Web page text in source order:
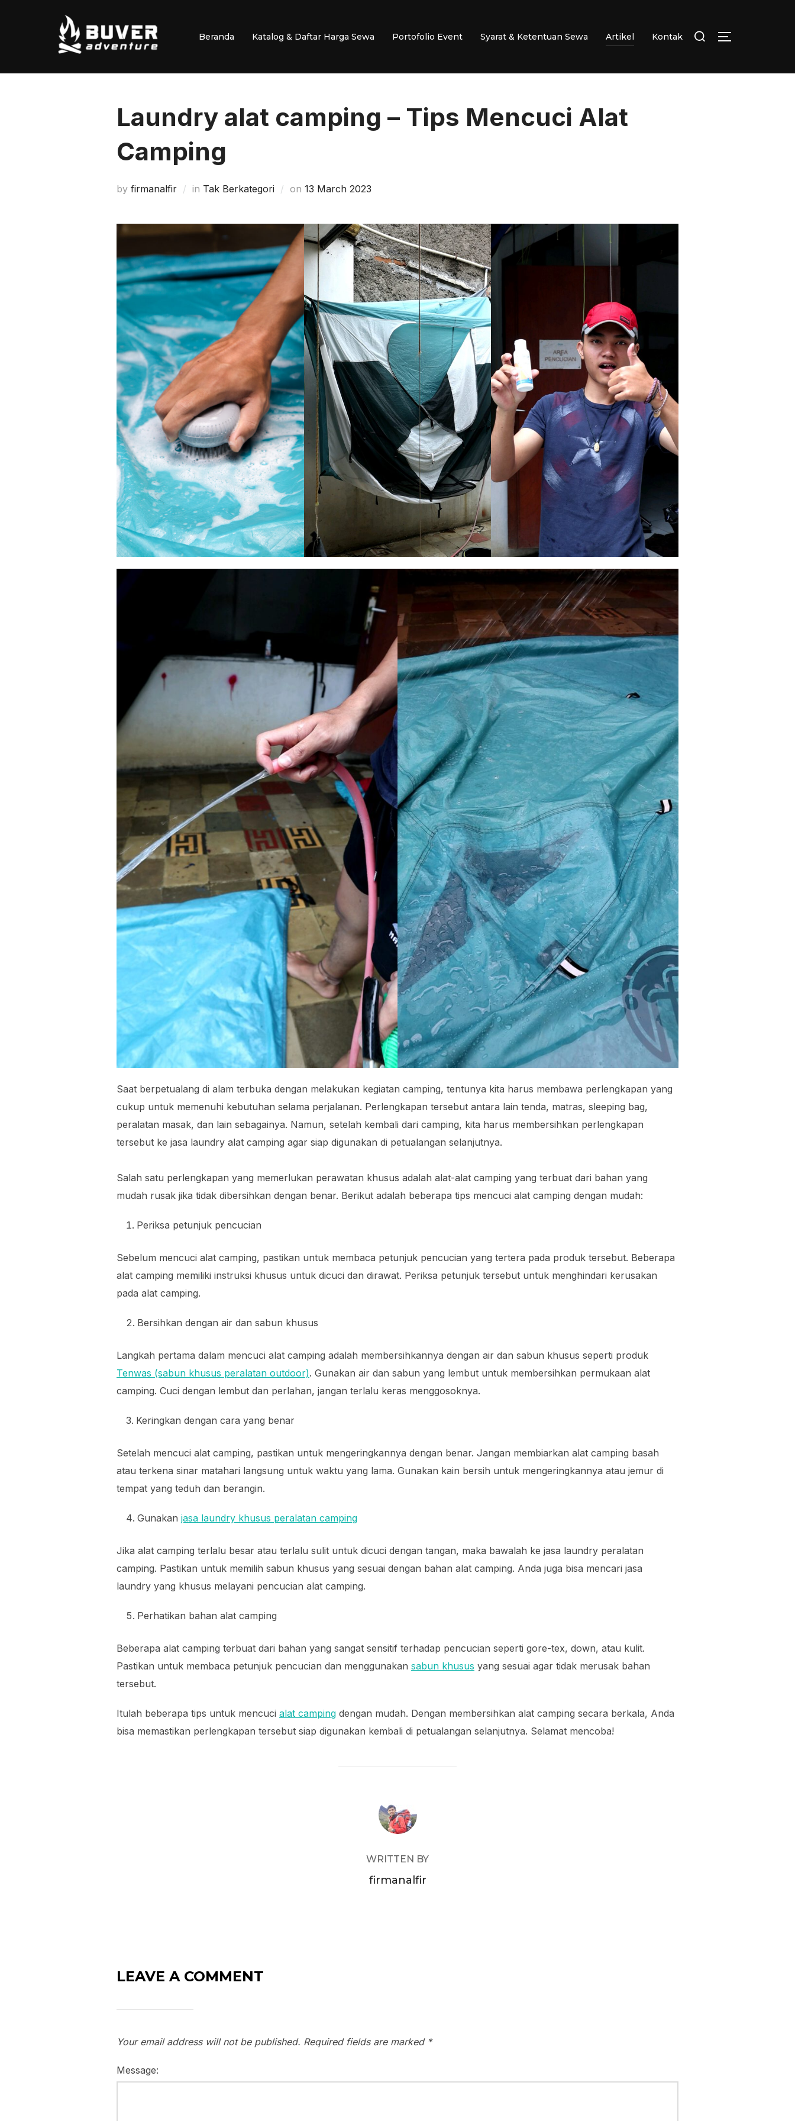
Beranda Katalog & Daftar Harga Sewa Portofolio Event Syarat & Ketentuan Sewa Artikel Kontak
for:
TOGGLE
Laundry alat camping – Tips Mencuci Alat
Camping
by firmanalfir in Tak Berkategori on Posted
13 March 2023
Saat berpetualang di alam terbuka dengan melakukan kegiatan camping, tentunya kita harus membawa perlengkapan yang
cukup untuk memenuhi kebutuhan selama perjalanan. Perlengkapan tersebut antara lain tenda, matras, sleeping bag,
peralatan masak, dan lain sebagainya. Namun, setelah kembali dari camping, kita harus membersihkan perlengkapan
tersebut ke jasa laundry alat camping agar siap digunakan di petualangan selanjutnya.
Salah satu perlengkapan yang memerlukan perawatan khusus adalah alat-alat camping yang terbuat dari bahan yang
mudah rusak jika tidak dibersihkan dengan benar. Berikut adalah beberapa tips mencuci alat camping dengan mudah:
Periksa petunjuk pencucian
Sebelum mencuci alat camping, pastikan untuk membaca petunjuk pencucian yang tertera pada produk tersebut. Beberapa
alat camping memiliki instruksi khusus untuk dicuci dan dirawat. Periksa petunjuk tersebut untuk menghindari kerusakan
pada alat camping.
Bersihkan dengan air dan sabun khusus
Langkah pertama dalam mencuci alat camping adalah membersihkannya dengan air dan sabun khusus seperti produk
Tenwas (sabun khusus peralatan outdoor). Gunakan air dan sabun yang lembut untuk membersihkan permukaan alat
camping. Cuci dengan lembut dan perlahan, jangan terlalu keras menggosoknya.
Keringkan dengan cara yang benar
Setelah mencuci alat camping, pastikan untuk mengeringkannya dengan benar. Jangan membiarkan alat camping basah
atau terkena sinar matahari langsung untuk waktu yang lama. Gunakan kain bersih untuk mengeringkannya atau jemur di
tempat yang teduh dan berangin.
Gunakan jasa laundry khusus peralatan camping
Jika alat camping terlalu besar atau terlalu sulit untuk dicuci dengan tangan, maka bawalah ke jasa laundry peralatan
camping. Pastikan untuk memilih sabun khusus yang sesuai dengan bahan alat camping. Anda juga bisa mencari jasa
laundry yang khusus melayani pencucian alat camping.
Perhatikan bahan alat camping
Beberapa alat camping terbuat dari bahan yang sangat sensitif terhadap pencucian seperti gore-tex, down, atau kulit.
Pastikan untuk membaca petunjuk pencucian dan menggunakan sabun khusus yang sesuai agar tidak merusak bahan
tersebut.
Itulah beberapa tips untuk mencuci alat camping dengan mudah. Dengan membersihkan alat camping secara berkala, Anda
bisa memastikan perlengkapan tersebut siap digunakan kembali di petualangan selanjutnya. Selamat mencoba!
POST AUTHOR
WRITTEN BY
firmanalfir
LEAVE A COMMENT
Your email address will not be published. Required fields are marked *
Message: